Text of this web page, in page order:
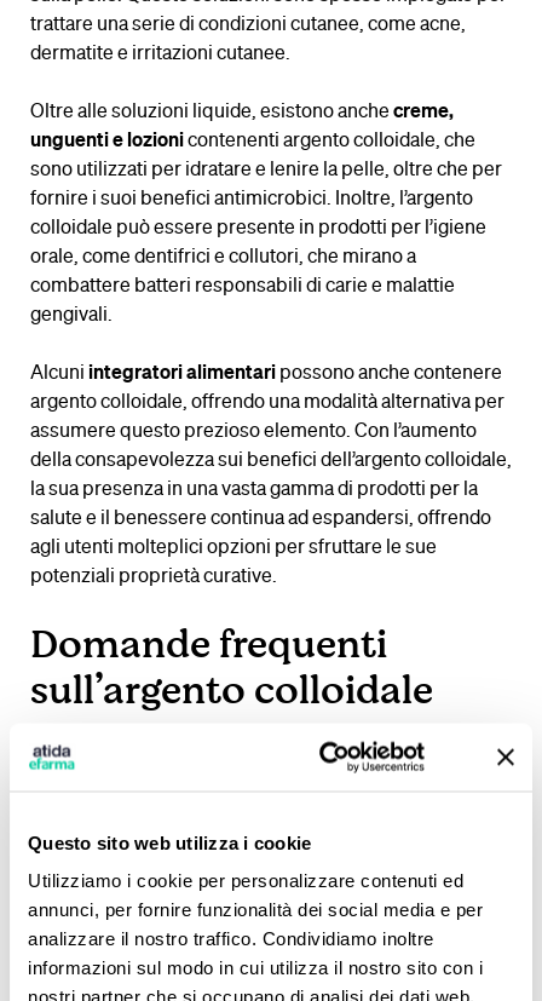
Questo sito web utilizza i cookie
Utilizziamo i cookie per personalizzare contenuti ed
annunci, per fornire funzionalità dei social media e per
analizzare il nostro traffico. Condividiamo inoltre
informazioni sul modo in cui utilizza il nostro sito con i
nostri partner che si occupano di analisi dei dati web,
trattare una serie di condizioni cutanee, come acne,
dermatite e irritazioni cutanee.
Oltre alle soluzioni liquide, esistono anche creme,
unguenti e lozionicontenenti argento colloidale, che
sono utilizzati per idratare e lenire la pelle, oltre che per
fornire i suoi benefici antimicrobici. Inoltre, l’argento
colloidale può essere presente in prodotti per l’igiene
orale, come dentifrici e collutori, che mirano a
combattere batteri responsabili di carie e malattie
gengivali.
Alcuni integratori alimentari possono anche contenere
argento colloidale, offrendo una modalità alternativa per
assumere questo prezioso elemento. Con l’aumento
della consapevolezza sui benefici dell’argento colloidale,
la sua presenza in una vasta gamma di prodotti per la
salute e il benessere continua ad espandersi, offrendo
agli utenti molteplici opzioni per sfruttare le sue
potenziali proprietà curative.
Domande frequenti
sull’argento colloidale
Come si usa l’argento colloidale in
L’argento colloidale in gocce può essere assunto per via
orale diluendolo in acqua o applicato direttamente sulla
pelle per il trattamento di condizioni cutanee.
Come si usa l’argento colloidale